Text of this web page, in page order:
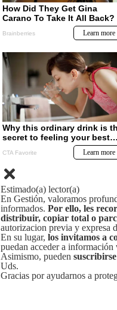
Estimado(a) lector(a)
En Gestión, valoramos
informados. Por ello, les
distribuir, copiar total o
autorizacion previa y expresa
En su lugar, los invitamos a
puedan acceder a
Asimismo, pueden
Uds.
Gracias por ayudarnos a